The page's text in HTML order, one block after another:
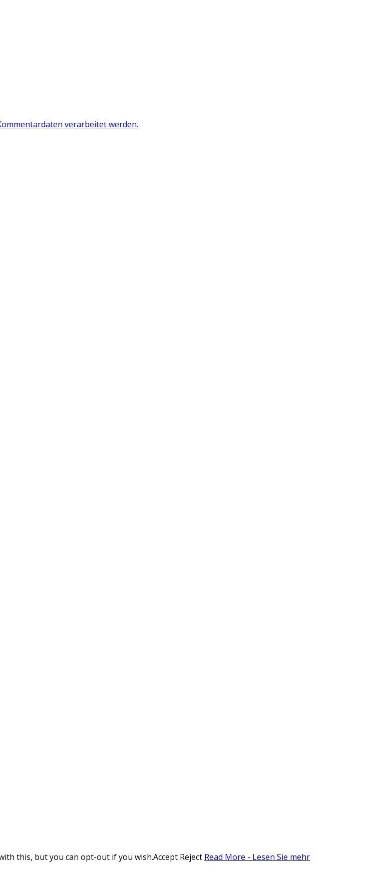
verarbeitet werden.
this, but you can opt-out if you wish.Accept Reject Read More - Lesen Sie mehr